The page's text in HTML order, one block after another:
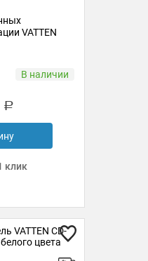
VATTEN
В наличии
клик